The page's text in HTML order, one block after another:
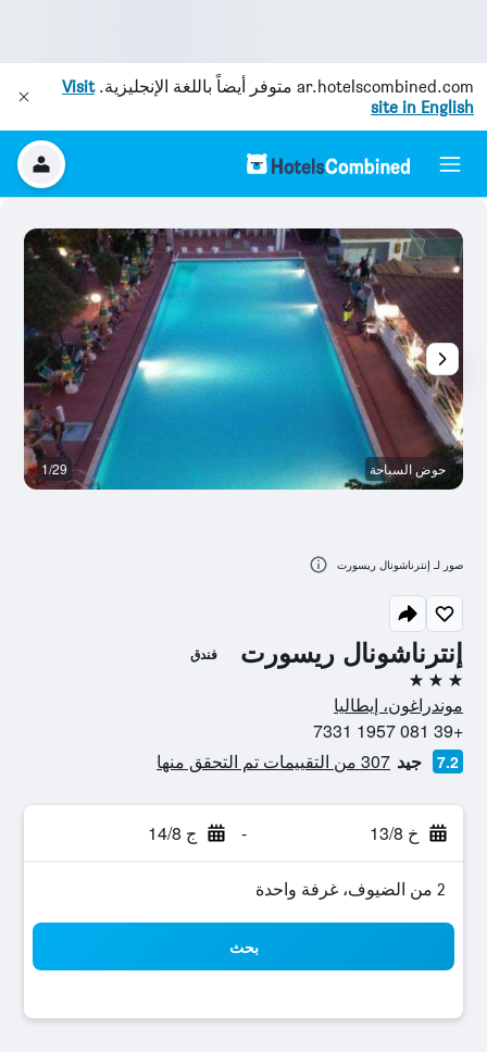
ar.hotelscombined.com متوفر أيضاً باللغة الإنجليزية.Visit
site in English
إنترناشونال ريسورت فندق
3 نجوم
موندراغون، إيطاليا
+39 081 1957 7331
7.2 جيد 307 من التقييمات تم التحقق منها
خ 13/8 - ج 14/8
2 من الضيوف، غرفة واحدة
بحث
حوض السباحة 1/29
صور لـ إنترناشونال ريسورت